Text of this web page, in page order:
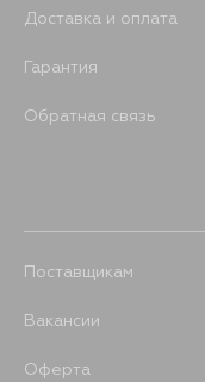
Доставка и оплата
Гарантия
Обратная связь
Поставщикам
Вакансии
Оферта